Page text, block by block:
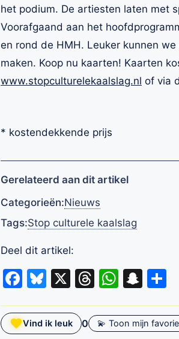
het podium. De artiesten laten met
Voorafgaand aan het
en rond de HMH. Leuker kunnen
maken. Koop nu kaarten! Kaarten
www.stopculturelekaalslag.nl of via
* kostendekkende prijs
Gerelateerd aan dit artikel
Categorieën:Nieuws
Tags:Stop culturele kaalslag
Deel dit artikel:
Facebook
Bluesky
X Threads
Vind ik leuk 0 💫 Toon mijn